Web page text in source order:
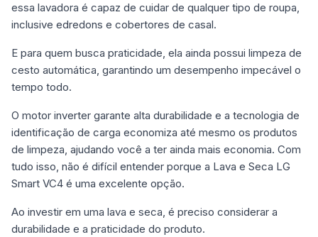
essa lavadora é capaz de cuidar de qualquer tipo de roupa,
inclusive edredons e cobertores de casal.
E para quem busca praticidade, ela ainda possui limpeza de
cesto automática, garantindo um desempenho impecável o
tempo todo.
O motor inverter garante alta durabilidade e a tecnologia de
identificação de carga economiza até mesmo os produtos
de limpeza, ajudando você a ter ainda mais economia. Com
tudo isso, não é difícil entender porque a Lava e Seca LG
Smart VC4 é uma excelente opção.
Ao investir em uma lava e seca, é preciso considerar a
durabilidade e a praticidade do produto.